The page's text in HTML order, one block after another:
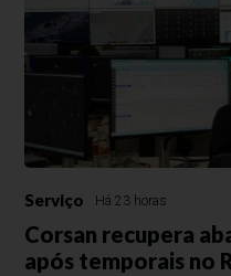
Serviço Há 23 horas
Corsan recupera
após temporais no